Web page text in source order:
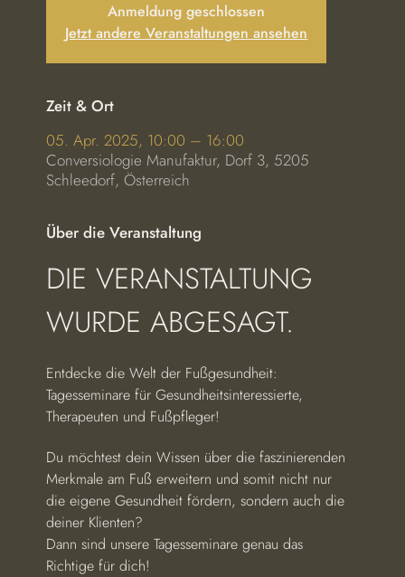
Anmeldung geschlossen
Jetzt andere Veranstaltungen ansehen
Zeit & Ort
05. Apr. 2025, 10:00 – 16:00
Conversiologie Manufaktur, Dorf 3, 5205
Schleedorf, Österreich
Über die Veranstaltung
DIE VERANSTALTUNG
WURDE ABGESAGT.
Entdecke die Welt der Fußgesundheit:
Tagesseminare für Gesundheitsinteressierte,
Therapeuten und Fußpfleger!
Du möchtest dein Wissen über die faszinierenden
Merkmale am Fuß erweitern und somit nicht nur
die eigene Gesundheit fördern, sondern auch die
deiner Klienten?
Dann sind unsere Tagesseminare genau das
Richtige für dich!